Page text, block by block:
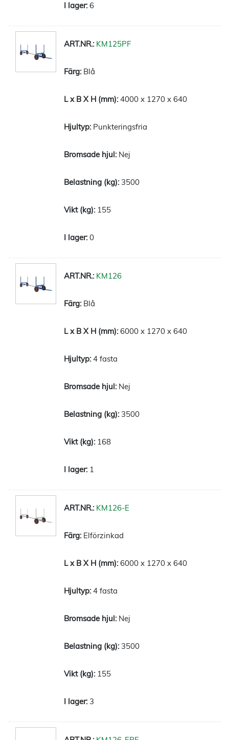
6
KM125PF
Blå
4000 x 1270 x 640
Punkteringsfria
Nej
3500
155
0
KM126
Blå
6000 x 1270 x 640
4 fasta
Nej
3500
168
1
KM126-E
Elförzinkad
6000 x 1270 x 640
4 fasta
Nej
3500
155
3